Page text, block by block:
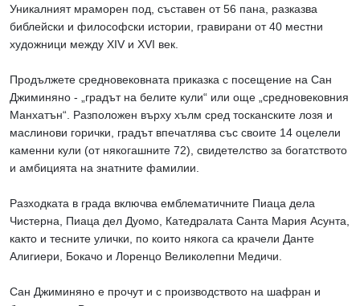
Уникалният мраморен под, съставен от 56 пана, разказва
библейски и философски истории, гравирани от 40 местни
художници между XIV и XVI век.
Продължете средновековната приказка с посещение на Сан
Джиминяно - „градът на белите кули“ или още „средновековния
Манхатън“. Разположен върху хълм сред тосканските лозя и
маслинови горички, градът впечатлява със своите 14 оцелели
каменни кули (от някогашните 72), свидетелство за богатството
и амбицията на знатните фамилии.
Разходката в града включва емблематичните Пиаца дела
Чистерна, Пиаца дел Дуомо, Катедралата Санта Мария Асунта,
както и тесните улички, по които някога са крачели Данте
Алигиери, Бокачо и Лоренцо Великолепни Медичи.
Сан Джиминяно е прочут и с производството на шафран и